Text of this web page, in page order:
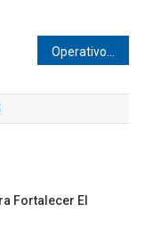
Fortalecer El